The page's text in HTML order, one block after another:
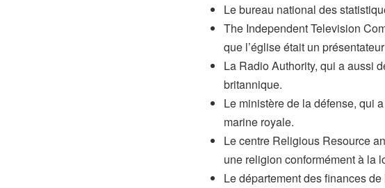
Le bureau national des
The Independent Television
que l’église était un
La Radio Authority, qui a aussi
britannique.
Le ministère de la défense, qui
marine royale.
Le centre Religious Resource
une religion conformément à la
Le département des finances